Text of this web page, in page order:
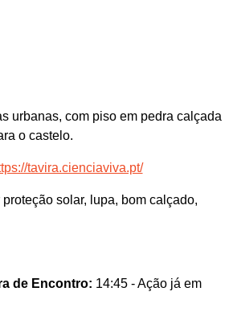
urbanas, com piso em pedra calçada
o castelo.
tavira.cienciaviva.pt/
proteção solar, lupa, bom calçado,
de Encontro: 14:45 - Ação já em